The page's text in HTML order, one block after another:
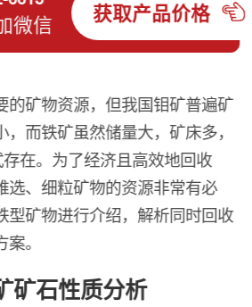
微信 获取产品价格
的矿物资源，但我国钼矿普遍矿
而铁矿虽然储量大，矿床多，
存在。为了经济且高效地回收
选、细粒矿物的资源非常有必
型矿物进行介绍，解析同时回收
。
矿石性质分析